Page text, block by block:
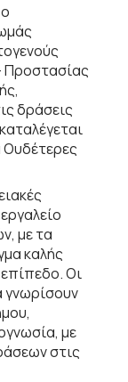
Προστασίας
δράσεις
Ουδέτερες
με τα
καλής
Οι
γνωρίσουν
με
στις